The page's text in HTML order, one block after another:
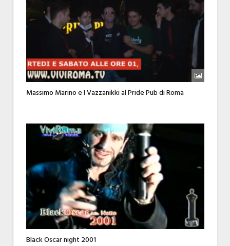
Massimo Marino e I Vazzanikki al Pride Pub di Roma
Black Oscar night 2001